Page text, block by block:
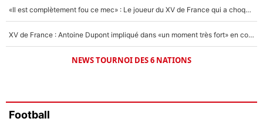
«Il est complètement fou ce mec» : Le joueur du XV de France qui a choqué Matthieu Jalibert !
XV de France : Antoine Dupont impliqué dans «un moment très fort» en coulisses
NEWS TOURNOI DES 6 NATIONS
Football